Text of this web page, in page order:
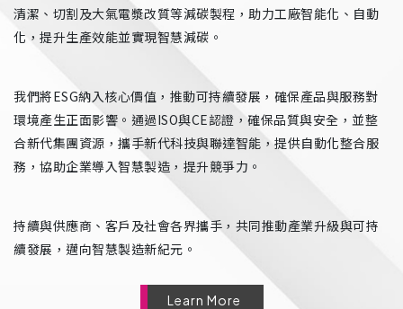
清潔、切割及大氣電漿改質等減碳製程，助力工廠智能化、自動
化，提升生產效能並實現智慧減碳。
我們將ESG納入核心價值，推動可持續發展，確保產品與服務對
環境產生正面影響。通過ISO與CE認證，確保品質與安全，並整
合新代集團資源，攜手新代科技與聯達智能，提供自動化整合服
務，協助企業導入智慧製造，提升競爭力。
持續與供應商、客戶及社會各界攜手，共同推動產業升級與可持
續發展，邁向智慧製造新紀元。
Learn More